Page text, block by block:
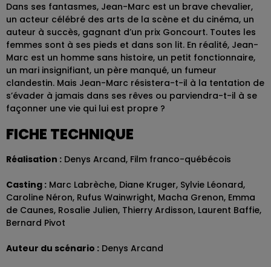
Dans ses fantasmes, Jean-Marc est un brave chevalier,
un acteur célébré des arts de la scène et du cinéma, un
auteur à succès, gagnant d’un prix Goncourt. Toutes les
femmes sont à ses pieds et dans son lit. En réalité, Jean-
Marc est un homme sans histoire, un petit fonctionnaire,
un mari insignifiant, un père manqué, un fumeur
clandestin. Mais Jean-Marc résistera-t-il à la tentation de
s’évader à jamais dans ses rêves ou parviendra-t-il à se
façonner une vie qui lui est propre ?
FICHE TECHNIQUE
Réalisation : Denys Arcand, Film franco-québécois
Casting : Marc Labrèche, Diane Kruger, Sylvie Léonard,
Caroline Néron, Rufus Wainwright, Macha Grenon, Emma
de Caunes, Rosalie Julien, Thierry Ardisson, Laurent Baffie,
Bernard Pivot
Auteur du scénario : Denys Arcand